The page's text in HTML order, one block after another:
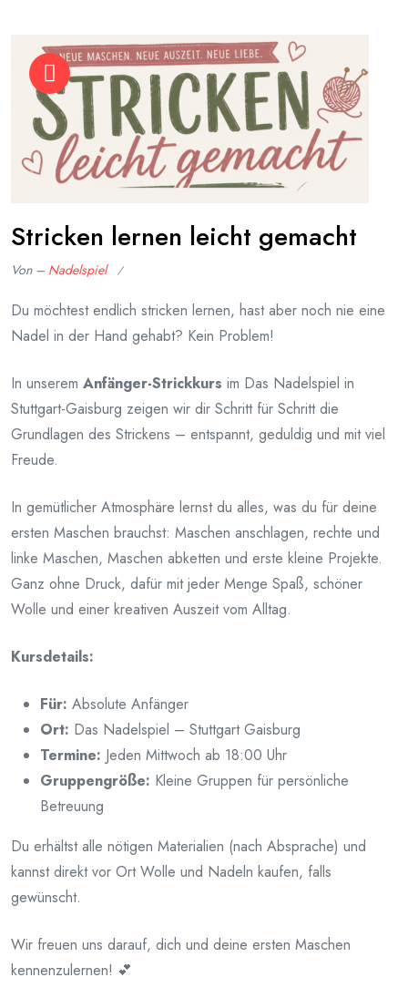
Stricken lernen leicht gemacht
Von – Nadelspiel
am
Mai
2026
Du möchtest endlich stricken lernen, hast aber noch nie eine
Nadel in der Hand gehabt? Kein Problem!
In unserem Anfänger-Strickkurs im Das Nadelspiel in
Stuttgart-Gaisburg zeigen wir dir Schritt für Schritt die
Grundlagen des Strickens – entspannt, geduldig und mit viel
Freude.
In gemütlicher Atmosphäre lernst du alles, was du für deine
ersten Maschen brauchst: Maschen anschlagen, rechte und
linke Maschen, Maschen abketten und erste kleine Projekte.
Ganz ohne Druck, dafür mit jeder Menge Spaß, schöner
Wolle und einer kreativen Auszeit vom Alltag.
Kursdetails:
Für: Absolute Anfänger
Ort: Das Nadelspiel – Stuttgart Gaisburg
Termine: Jeden Mittwoch ab 18:00 Uhr
Gruppengröße: Kleine Gruppen für persönliche
Betreuung
Du erhältst alle nötigen Materialien (nach Absprache) und
kannst direkt vor Ort Wolle und Nadeln kaufen, falls
gewünscht.
Wir freuen uns darauf, dich und deine ersten Maschen
kennenzulernen! 💕